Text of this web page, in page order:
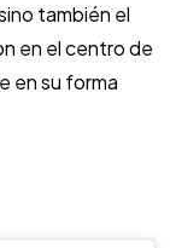
también el
en el centro de
en su forma